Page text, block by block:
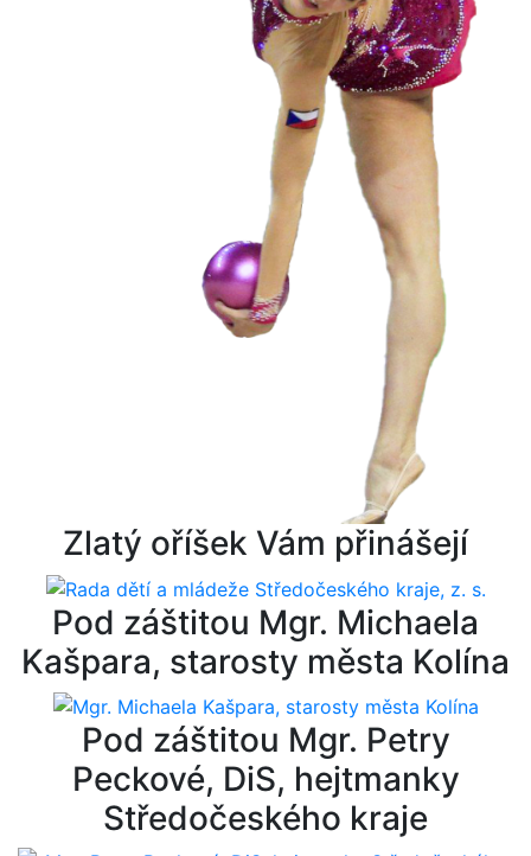
Zlatý oříšek Vám přinášejí
Pod záštitou Mgr. Michaela
Kašpara, starosty města Kolína
Pod záštitou Mgr. Petry
Peckové, DiS, hejtmanky
Středočeského kraje